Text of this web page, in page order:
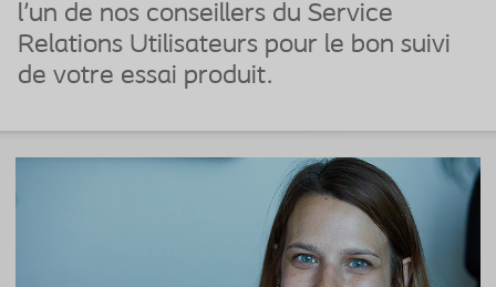
l'un de nos conseillers du Service
Relations Utilisateurs pour le bon suivi
de votre essai produit.